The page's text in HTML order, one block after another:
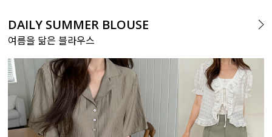
DAILY SUMMER BLOUSE
여름을 닮은 블라우스